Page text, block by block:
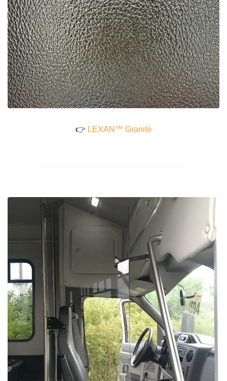
👉 LEXAN™ Granité